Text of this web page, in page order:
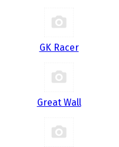
GK Racer
Great Wall